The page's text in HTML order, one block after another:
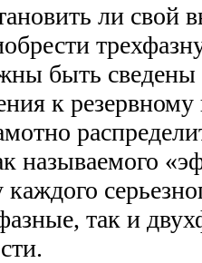
ли свой
быть сведены
к
называемого
так и